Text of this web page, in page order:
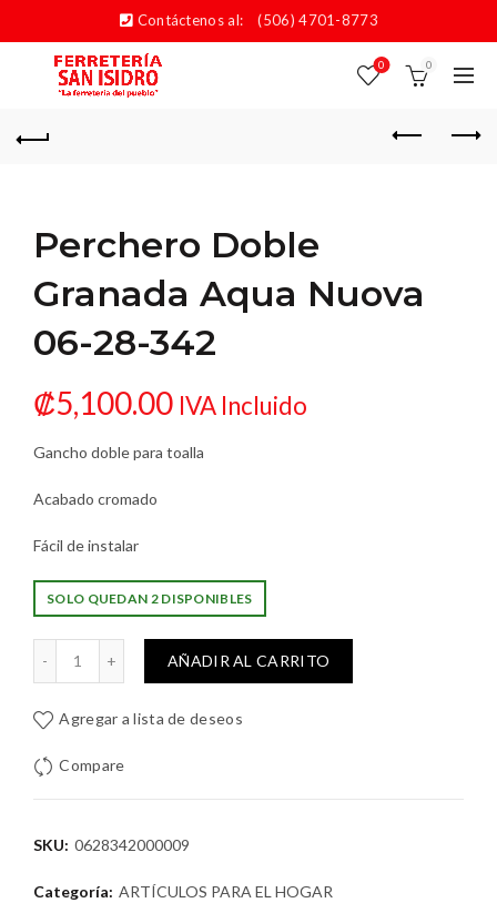
Contáctenos al: (506) 4701-8773
0 0
Perchero Doble
Granada Aqua Nuova
06-28-342
₡5,100.00 IVA Incluido
Gancho doble para toalla
Acabado cromado
Fácil de instalar
SOLO QUEDAN 2 DISPONIBLES
Aqua Nuova 06-28-342 cantidad
AÑADIR AL CARRITO
Agregar a lista de deseos
Compare
SKU: 0628342000009
Categoría: ARTÍCULOS PARA EL HOGAR